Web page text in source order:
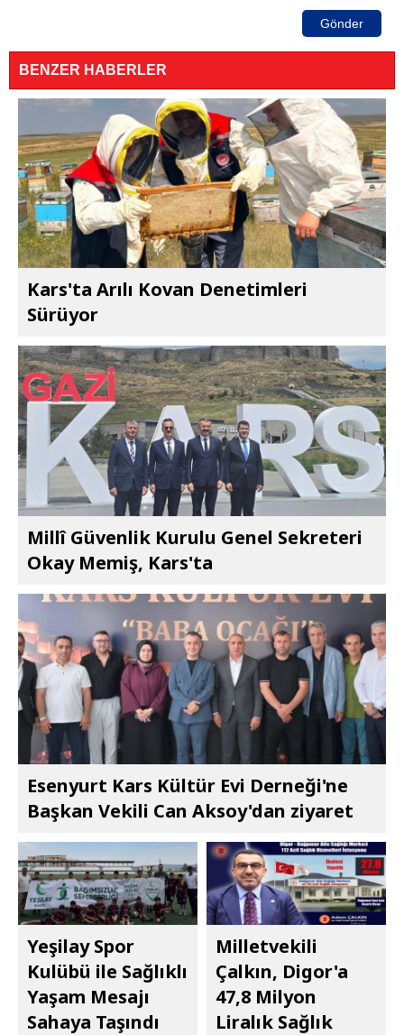
Gönder
BENZER HABERLER
Kars'ta Arılı Kovan Denetimleri
Sürüyor
Millî Güvenlik Kurulu Genel Sekreteri
Okay Memiş, Kars'ta
Esenyurt Kars Kültür Evi Derneği'ne
Başkan Vekili Can Aksoy'dan ziyaret
Yeşilay Spor
Kulübü ile Sağlıklı
Yaşam Mesajı
Sahaya Taşındı
Milletvekili
Çalkın, Digor'a
47,8 Milyon
Liralık Sağlık